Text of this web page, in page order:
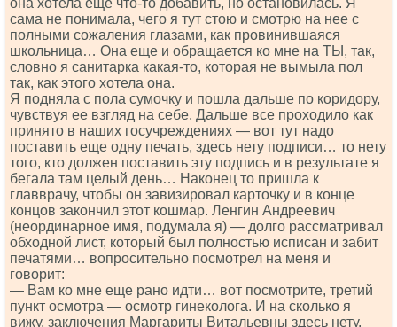
она хотела еще что-то добавить, но остановилась. Я
сама не понимала, чего я тут стою и смотрю на нее с
полными сожаления глазами, как провинившаяся
школьница… Она еще и обращается ко мне на ТЫ, так,
словно я санитарка какая-то, которая не вымыла пол
так, как этого хотела она.
Я подняла с пола сумочку и пошла дальше по коридору,
чувствуя ее взгляд на себе. Дальше все проходило как
принято в наших госучреждениях — вот тут надо
поставить еще одну печать, здесь нету подписи… то нету
того, кто должен поставить эту подпись и в результате я
бегала там целый день… Наконец то пришла к
главврачу, чтобы он завизировал карточку и в конце
концов закончил этот кошмар. Ленгин Андреевич
(неординарное имя, подумала я) — долго рассматривал
обходной лист, который был полностью исписан и забит
печатями… вопросительно посмотрел на меня и
говорит:
— Вам ко мне еще рано идти… вот посмотрите, третий
пункт осмотра — осмотр гинеколога. И на сколько я
вижу, заключения Маргариты Витальевны здесь нету.